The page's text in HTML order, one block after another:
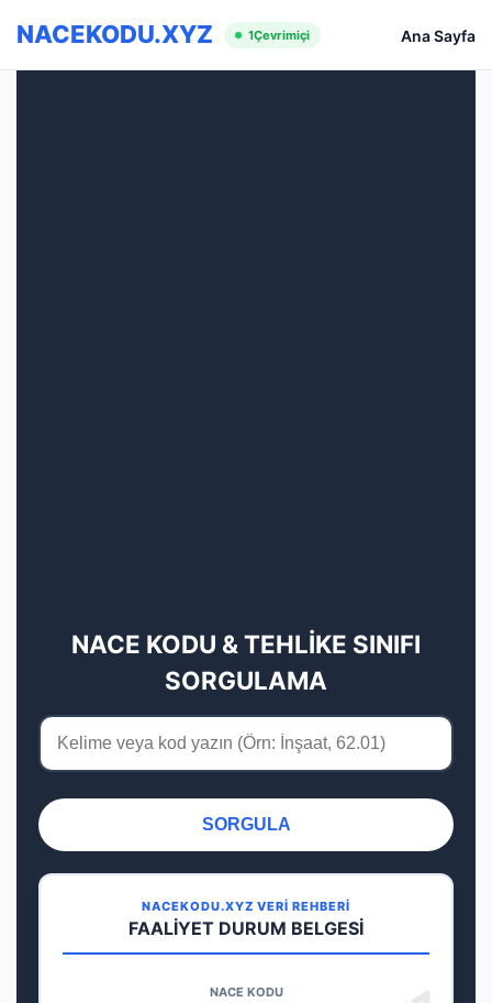
NACEKODU.XYZ 1Çevrimiçi Ana Sayfa
NACE KODU & TEHLİKE SINIFI
SORGULAMA
SORGULA
NACEKODU.XYZ VERİ REHBERİ
FAALİYET DURUM BELGESİ
NACE KODU